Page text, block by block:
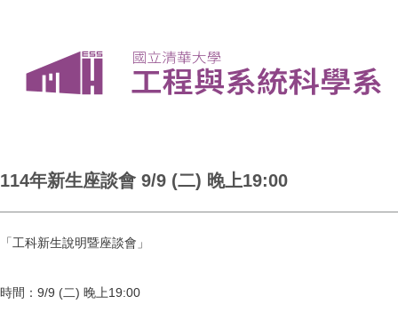
114年新生座談會 9/9 (二) 晚上19:00
「工科新生說明暨座談會」
時間：9/9 (二) 晚上19:00